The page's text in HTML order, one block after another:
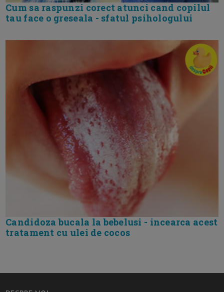
Cum sa raspunzi corect atunci cand copilul
tau face o greseala - sfatul psihologului
Candidoza bucala la bebelusi - incearca acest
tratament cu ulei de cocos